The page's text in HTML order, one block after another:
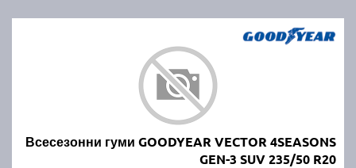
Всесезонни гуми GOODYEAR VECTOR 4SEASONS
GEN-3 SUV 235/50 R20